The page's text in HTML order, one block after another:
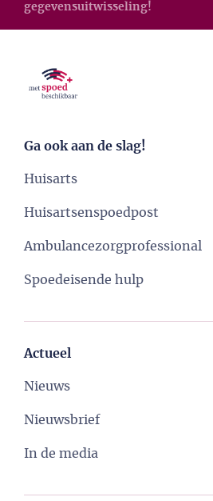
gegevensuitwisseling!
Ga ook aan de slag!
Huisarts
Huisartsenspoedpost
Ambulancezorgprofessional
Spoedeisende hulp
Actueel
Nieuws
Nieuwsbrief
In de media